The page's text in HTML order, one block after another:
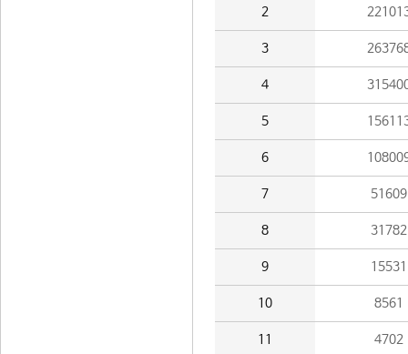
2
3
4
5
6
7 51609
8 31782
9 15531
10 8561
11 4702